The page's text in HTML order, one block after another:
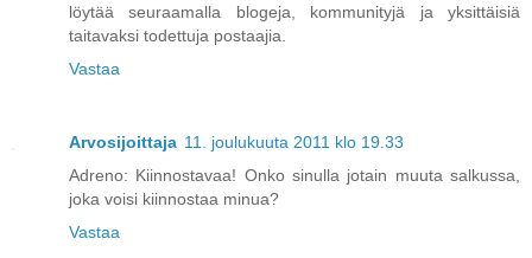
löytää seuraamalla blogeja, kommunityjä ja yksittäisiä
taitavaksi todettuja postaajia.
Vastaa
Arvosijoittaja 11. joulukuuta 2011 klo 19.33
Adreno: Kiinnostavaa! Onko sinulla jotain muuta salkussa,
joka voisi kiinnostaa minua?
Vastaa